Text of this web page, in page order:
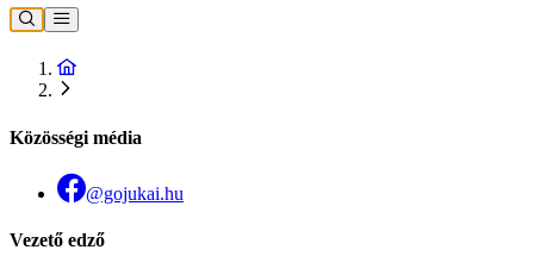
Közösségi média
@gojukai.hu
Vezető edző